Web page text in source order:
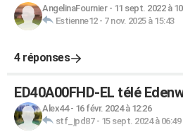
AngelinaFournier- 11 sept. 2022 à
Estienne12- 7 nov. 2025 à 15:43
4 réponses
ED40A00FHD-EL télé
Alex44- 16 févr. 2024 à 12:26
stf_jpd87- 15 sept. 2024 à 06:49